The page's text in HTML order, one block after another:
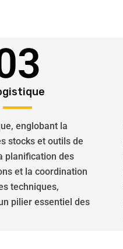
englobant la
stocks et outils de
planification des
et la coordination
techniques,
pilier essentiel des